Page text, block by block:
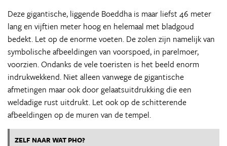
Deze gigantische, liggende Boeddha is maar liefst 46 meter
lang en vijftien meter hoog en helemaal met bladgoud
bedekt. Let op de enorme voeten. De zolen zijn namelijk van
symbolische afbeeldingen van voorspoed, in parelmoer,
voorzien. Ondanks de vele toeristen is het beeld enorm
indrukwekkend. Niet alleen vanwege de gigantische
afmetingen maar ook door gelaatsuitdrukking die een
weldadige rust uitdrukt. Let ook op de schitterende
afbeeldingen op de muren van de tempel.
ZELF NAAR WAT PHO?